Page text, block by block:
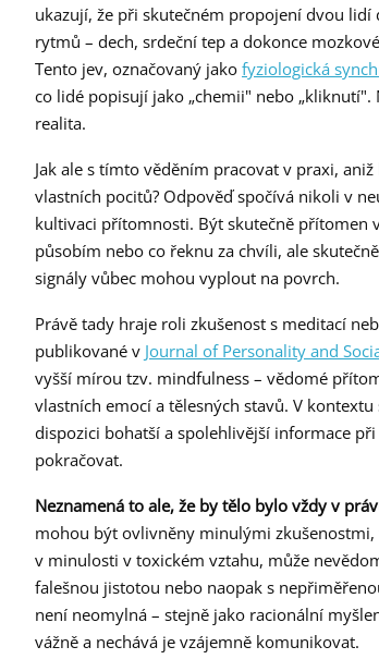
ukazují, že při skutečném propojení dvou
rytmů – dech, srdeční tep a dokonce
Tento jev, označovaný jako fyziologická
co lidé popisují jako „chemii" nebo
realita.
Jak ale s tímto věděním pracovat v praxi,
vlastních pocitů? Odpověď spočívá nikoli v
kultivaci přítomnosti. Být skutečně přítomen
působím nebo co řeknu za chvíli, ale
signály vůbec mohou vyplout na povrch.
Právě tady hraje roli zkušenost s meditací
publikované v Journal of Personality and
vyšší mírou tzv. mindfulness – vědomé
vlastních emocí a tělesných stavů. V
dispozici bohatší a spolehlivější informace
pokračovat.
Neznamená to ale, že by tělo bylo vždy v
mohou být ovlivněny minulými
v minulosti v toxickém vztahu, může
falešnou jistotou nebo naopak s
není neomylná – stejně jako racionální
vážně a nechává je vzájemně komunikovat.